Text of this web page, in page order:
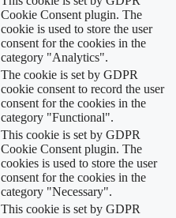
Cookie Consent plugin. The
cookie is used to store the user
consent for the cookies in the
category "Analytics".
The cookie is set by GDPR
cookie consent to record the user
consent for the cookies in the
category "Functional".
This cookie is set by GDPR
Cookie Consent plugin. The
cookies is used to store the user
consent for the cookies in the
category "Necessary".
This cookie is set by GDPR